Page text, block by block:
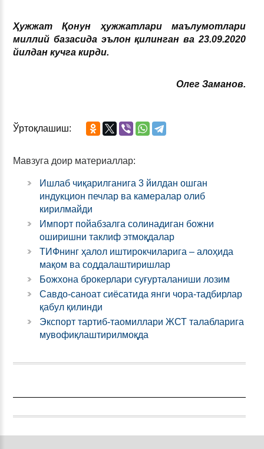
Ҳужжат Қонун ҳужжатлари маълумотлари
миллий базасида эълон қилинган ва 23.09.2020
йилдан кучга кирди.
Олег Заманов.
Ўртоқлашиш:
Мавзуга доир материаллар:
Ишлаб чиқарилганига 3 йилдан ошган
индукцион печлар ва камералар олиб
кирилмайди
Импорт пойабзалга солинадиган божни
оширишни таклиф этмоқдалар
ТИФнинг ҳалол иштирокчиларига – алоҳида
мақом ва соддалаштиришлар
Божхона брокерлари суғурталаниши лозим
Савдо-саноат сиёсатида янги чора-тадбирлар
қабул қилинди
Экспорт тартиб-таомиллари ЖСТ талабларига
мувофиқлаштирилмоқда